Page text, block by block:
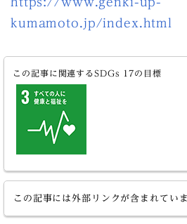
kumamoto.jp/index.html
この記事に関連するSDGs 17の目標
この記事には外部リンクが含まれていま